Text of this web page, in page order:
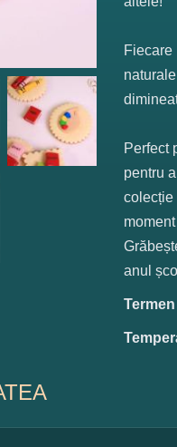
Fiecare
Perfect
pentru
colecție
anul